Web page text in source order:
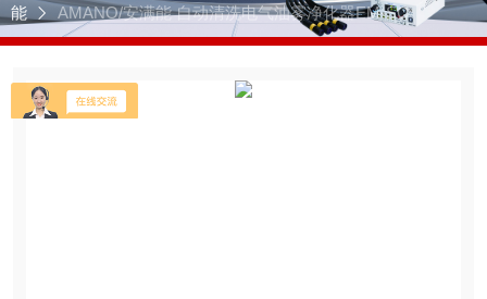
能
AMANO/安满能 自动清洗电气油雾净化器EM-SC